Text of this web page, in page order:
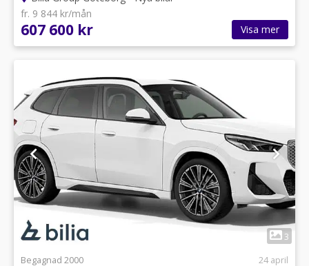
fr. 9 844 kr/mån
607 600 kr Visa mer
3
Begagnad 2000
24 april